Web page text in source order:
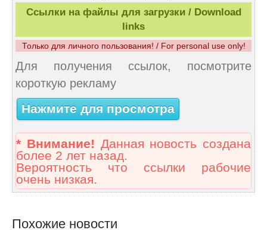
Ссылки на файлы для загрузки / Download
links
Только для личного пользования! / For personal use only!
Для получения ссылок, посмотрите
короткую рекламу
Нажмите для просмотра
* Внимание! Данная новость создана
более 2 лет назад.
Вероятность что ссылки рабочие
очень низкая.
Похожие новости